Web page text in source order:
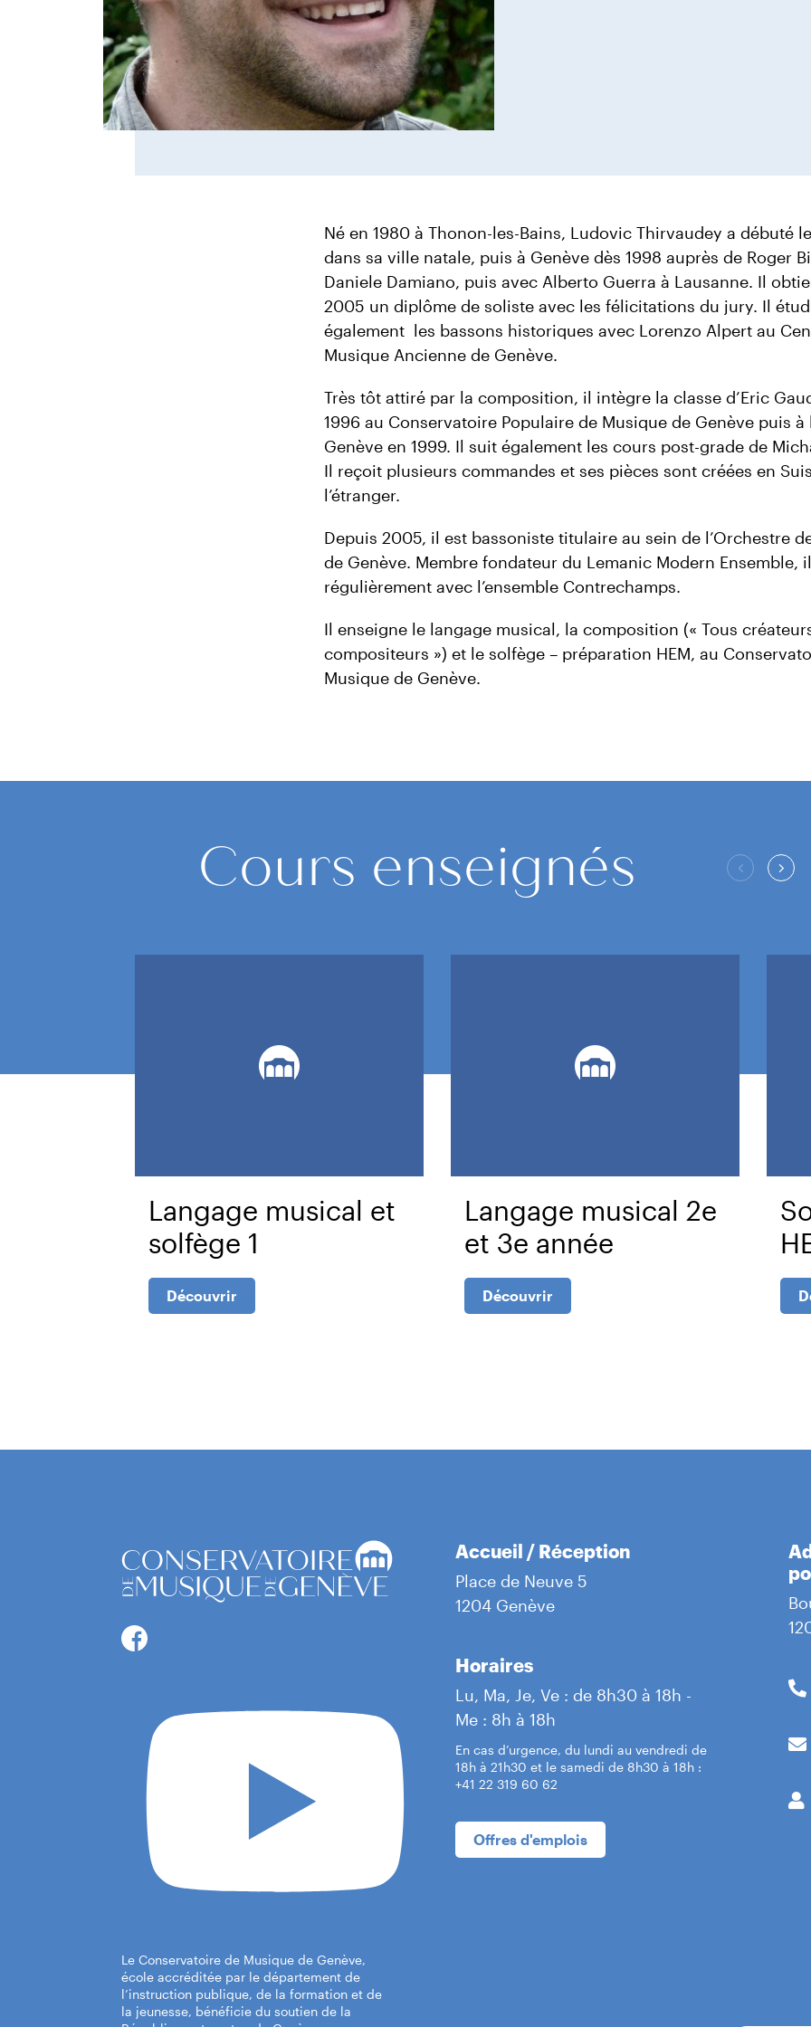
Né en 1980 à Thonon-les-Bains, Ludovic Thirvaudey a débuté
dans sa ville natale, puis à Genève dès 1998 auprès de Roger
Daniele Damiano, puis avec Alberto Guerra à Lausanne. Il
2005 un diplôme de soliste avec les félicitations du jury. Il
également les bassons historiques avec Lorenzo Alpert au
Musique Ancienne de Genève.
Très tôt attiré par la composition, il intègre la classe d’Eric
1996 au Conservatoire Populaire de Musique de Genève puis à
Genève en 1999. Il suit également les cours post-grade de
Il reçoit plusieurs commandes et ses pièces sont créées en
l’étranger.
Depuis 2005, il est bassoniste titulaire au sein de l’Orchestre
de Genève. Membre fondateur du Lemanic Modern Ensemble,
régulièrement avec l’ensemble Contrechamps.
Il enseigne le langage musical, la composition (« Tous
compositeurs ») et le solfège – préparation HEM, au
Musique de Genève.
Cours enseignés
Langage musical et
solfège 1
Découvrir
Langage musical 2e
et 3e année
Découvrir
Le Conservatoire de Musique de Genève,
école accréditée par le département de
l’instruction publique, de la formation et de
la jeunesse, bénéficie du soutien de la
Accueil / Réception
Place de Neuve 5
1204 Genève
Horaires
Lu, Ma, Je, Ve : de 8h30 à 18h -
Me : 8h à 18h
En cas d’urgence, du lundi au vendredi de
18h à 21h30 et le samedi de 8h30 à 18h :
+41 22 319 60 62
Offres d'emplois